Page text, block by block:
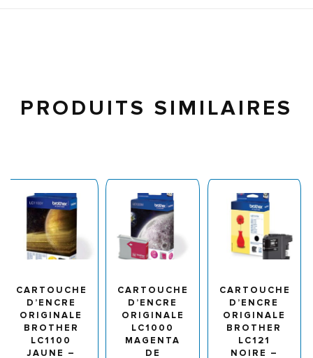
PRODUITS SIMILAIRES
CARTOUCHE
D’ENCRE
ORIGINALE
BROTHER
LC1100
JAUNE –
CARTOUCHE
D’ENCRE
ORIGINALE
LC1000
MAGENTA
DE
CARTOUCHE
D’ENCRE
ORIGINALE
BROTHER
LC121
NOIRE –